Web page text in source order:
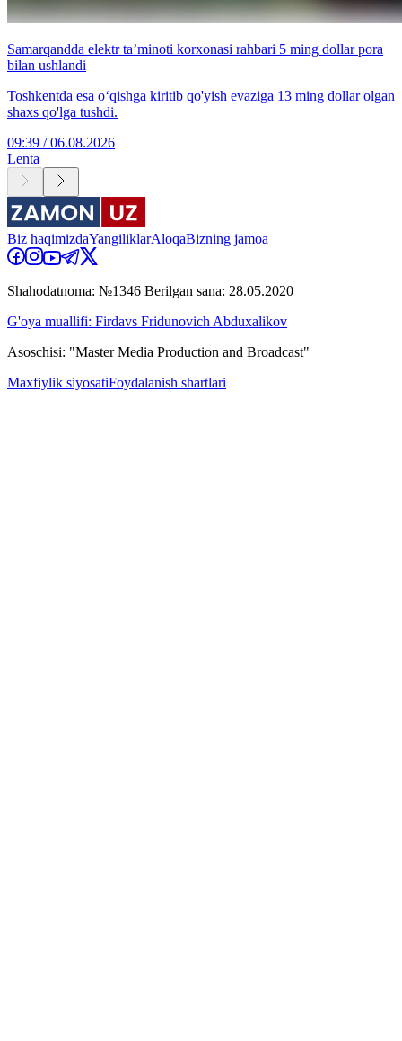
Samarqandda elektr ta’minoti korxonasi rahbari 5 ming dollar pora
bilan ushlandi
Toshkentda esa o‘qishga kiritib qo'yish evaziga 13 ming dollar olgan
shaxs qo'lga tushdi.
09:39 / 06.08.2026
Lenta
Biz haqimizdaYangiliklarAloqaBizning jamoa
Shahodatnoma: №1346 Berilgan sana: 28.05.2020
G'oya muallifi: Firdavs Fridunovich Abduxalikov
Asoschisi: "Master Media Production and Broadcast"
Maxfiylik siyosatiFoydalanish shartlari